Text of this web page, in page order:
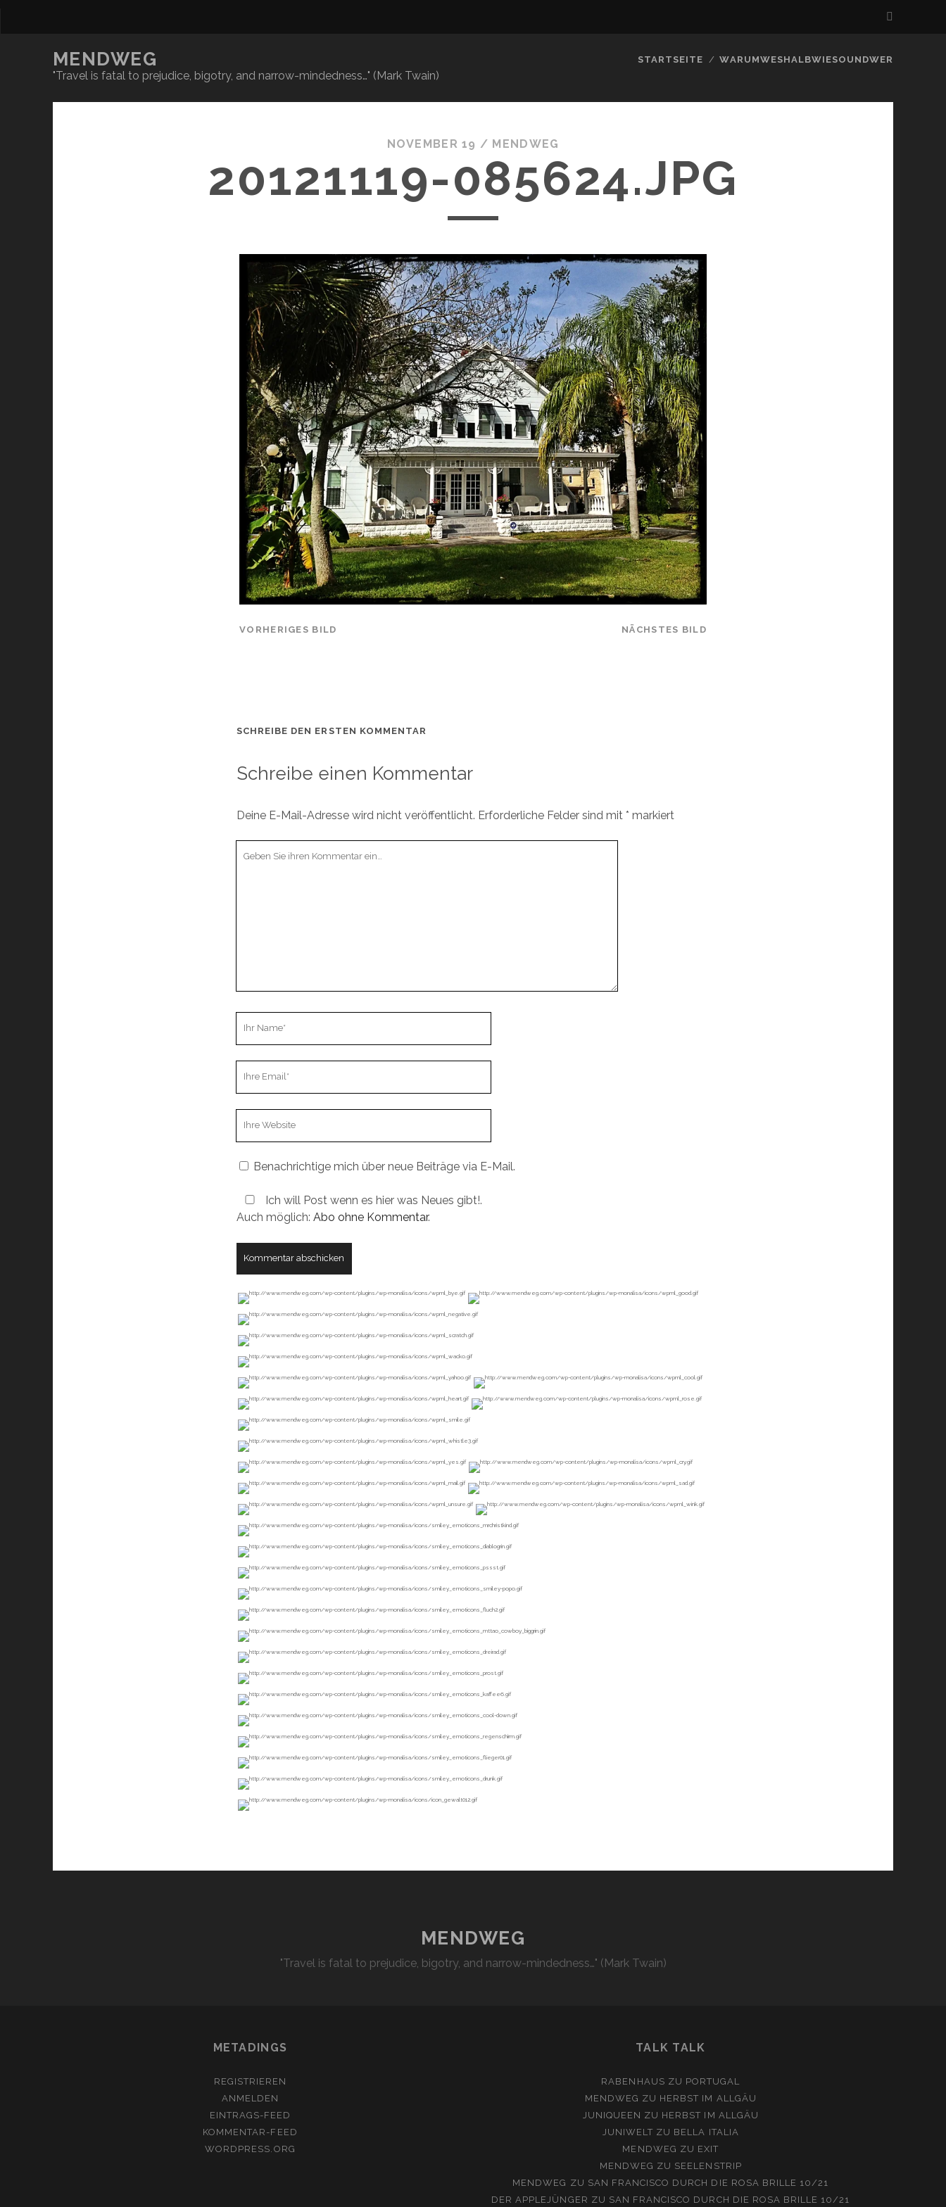
MENDWEG
"Travel is fatal to prejudice, bigotry, and narrow-mindedness…" (Mark Twain)
STARTSEITE WARUMWESHALBWIESOUNDWER
NOVEMBER 19 / MENDWEG
20121119-085624.JPG
VORHERIGES BILD NÄCHSTES BILD
SCHREIBE DEN ERSTEN KOMMENTAR
Schreibe einen Kommentar
Deine E-Mail-Adresse wird nicht veröffentlicht. Erforderliche Felder sind mit * markiert
Benachrichtige mich über neue Beiträge via E-Mail.
Ich will Post wenn es hier was Neues gibt!.
Auch möglich: Abo ohne Kommentar.
MENDWEG
"Travel is fatal to prejudice, bigotry, and narrow-mindedness…" (Mark Twain)
METADINGS
REGISTRIEREN
ANMELDEN
EINTRAGS-FEED
KOMMENTAR-FEED
WORDPRESS.ORG
TALK TALK
RABENHAUS ZU PORTUGAL
MENDWEG ZU HERBST IM ALLGÄU
JUNIQUEEN ZU HERBST IM ALLGÄU
JUNIWELT ZU BELLA ITALIA
MENDWEG ZU EXIT
MENDWEG ZU SEELENSTRIP
MENDWEG ZU SAN FRANCISCO DURCH DIE ROSA BRILLE 10/21
DER APPLEJÜNGER ZU SAN FRANCISCO DURCH DIE ROSA BRILLE 10/21